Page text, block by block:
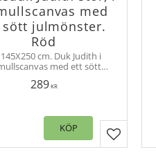
med
sött julmönster.
Röd
cm. Duk Judith i
med ett sött
look på alla
289KR
Lägg till
KÖP